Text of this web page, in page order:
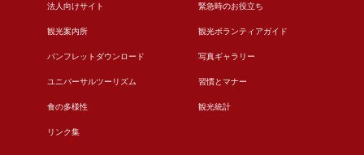
法人向けサイト 緊急時のお役立ち
観光案内所 観光ボランティアガイド
パンフレットダウンロード 写真ギャラリー
ユニバーサルツーリズム 習慣とマナー
食の多様性 観光統計
リンク集